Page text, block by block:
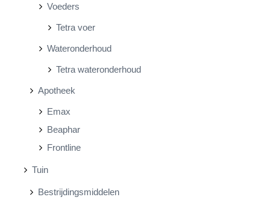
Voeders
Tetra voer
Wateronderhoud
Tetra wateronderhoud
Apotheek
Emax
Beaphar
Frontline
Tuin
Bestrijdingsmiddelen